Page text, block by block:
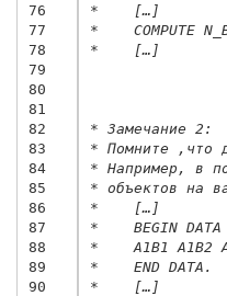
76
77
78
79
80
81
82
83
84
85
86
87
88
89
90
*    […]
*    COMPUTE
*    […]
* Замечание 2:
* Помните ,что
* Например, в
* объектов на
*    […]
*    BEGIN DATA
*    A1B1 A1B2
*    END DATA.
*    […]